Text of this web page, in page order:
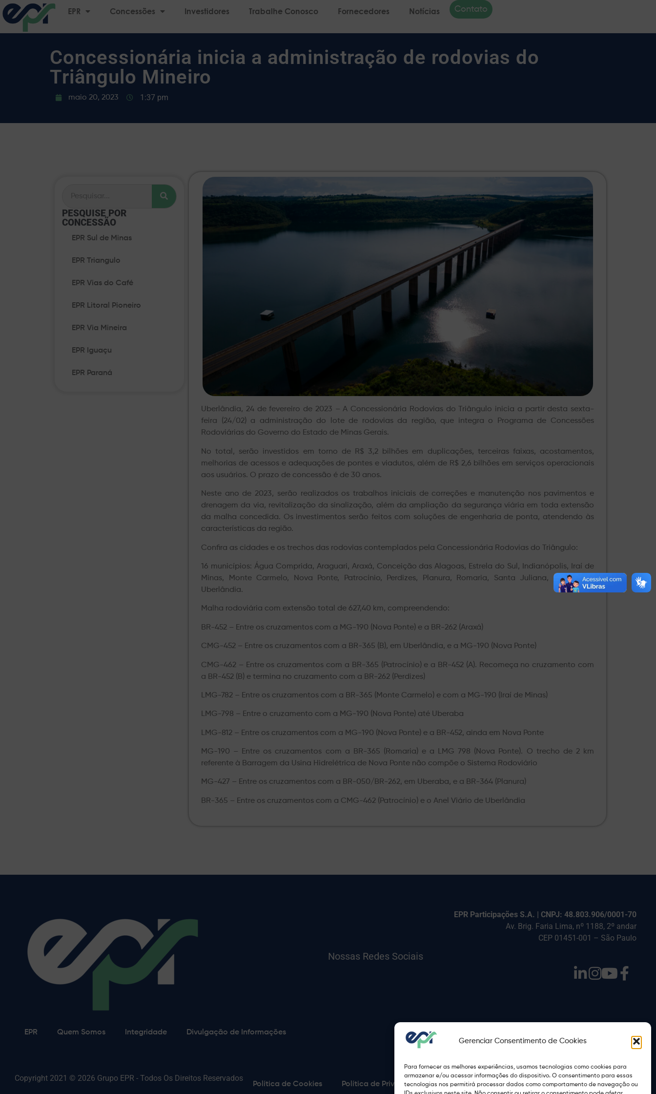
Gerenciar Consentimento de Cookies
Para fornecer as melhores experiências, usamos tecnologias como cookies para
armazenar e/ou acessar informações do dispositivo. O consentimento para essas
tecnologias nos permitirá processar dados como comportamento de navegação ou
EPR Concessões Investidores Trabalhe Conosco Fornecedores Notícias Contato
Concessionária inicia a administração de rodovias do
Triângulo Mineiro
maio 20, 2023 1:37 pm
PESQUISE POR
CONCESSÃO​
EPR Sul de Minas
EPR Triangulo
EPR Vias do Café
EPR Litoral Pioneiro
EPR Via Mineira
EPR Iguaçu
EPR Paraná
Uberlândia, 24 de fevereiro de 2023 – A Concessionária Rodovias do Triângulo inicia a partir desta sexta-
feira (24/02) a administração do lote de rodovias da região, que integra o Programa de Concessões
Rodoviárias do Governo do Estado de Minas Gerais.
No total, serão investidos em torno de R$ 3,2 bilhões em duplicações, terceiras faixas, acostamentos,
melhorias de acessos e adequações de pontes e viadutos, além de R$ 2,6 bilhões em serviços operacionais
aos usuários. O prazo de concessão é de 30 anos.
Neste ano de 2023, serão realizados os trabalhos iniciais de correções e manutenção nos pavimentos e
drenagem da via, revitalização da sinalização, além da ampliação da segurança viária em toda extensão
da malha concedida. Os investimentos serão feitos com soluções de engenharia de ponta, atendendo às
características da região.
Confira as cidades e os trechos das rodovias contemplados pela Concessionária Rodovias do Triângulo:
16 municípios: Água Comprida, Araguari, Araxá, Conceição das Alagoas, Estrela do Sul, Indianópolis, Iraí de
Minas, Monte Carmelo, Nova Ponte, Patrocínio, Perdizes, Planura, Romaria, Santa Juliana, Uberaba e
Uberlândia.
Malha rodoviária com extensão total de 627,40 km, compreendendo:
BR-452 – Entre os cruzamentos com a MG-190 (Nova Ponte) e a BR-262 (Araxá)
CMG-452 – Entre os cruzamentos com a BR-365 (B), em Uberlândia, e a MG-190 (Nova Ponte)
CMG-462 – Entre os cruzamentos com a BR-365 (Patrocínio) e a BR-452 (A). Recomeça no cruzamento com
a BR-452 (B) e termina no cruzamento com a BR-262 (Perdizes)
LMG-782 – Entre os cruzamentos com a BR-365 (Monte Carmelo) e com a MG-190 (Iraí de Minas)
LMG-798 – Entre o cruzamento com a MG-190 (Nova Ponte) até Uberaba
LMG-812 – Entre os cruzamentos com a MG-190 (Nova Ponte) e a BR-452, ainda em Nova Ponte
MG-190 – Entre os cruzamentos com a BR-365 (Romaria) e a LMG 798 (Nova Ponte). O trecho de 2 km
referente à Barragem da Usina Hidrelétrica de Nova Ponte não compõe o Sistema Rodoviário
MG-427 – Entre os cruzamentos com a BR-050/BR-262, em Uberaba, e a BR-364 (Planura)
BR-365 – Entre os cruzamentos com a CMG-462 (Patrocínio) e o Anel Viário de Uberlândia
EPR Participações S.A. | CNPJ: 48.803.906/0001-70
Av. Brig. Faria Lima, nº 1188, 2º andar
CEP 01451-001 – São Paulo
Nossas Redes Sociais
EPR Quem Somos Integridade Divulgação de Informações
Copyright 2021 © 2026 Grupo EPR - Todos Os Direitos Reservados
Política de Cookies Política de Privacidade Sitemap Termos de Uso